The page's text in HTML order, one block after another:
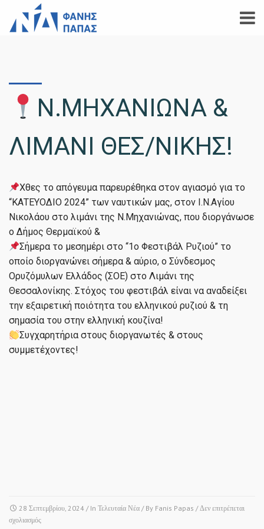
Ν.ΜΗΧΑΝΙΩΝΑ &
ΛΙΜΑΝΙ ΘΕΣ/ΝΙΚΗΣ!
Χθες το απόγευμα παρευρέθηκα στον αγιασμό για το
“ΚΑΤΕΥΟΔΙΟ 2024” των ναυτικών μας, στον Ι.Ν.Αγίου
Νικολάου στο λιμάνι της Ν.Μηχανιώνας, που διοργάνωσε
ο Δήμος Θερμαϊκού &
Σήμερα το μεσημέρι στο “1ο Φεστιβάλ Ρυζιού” το
οποίο διοργανώνει σήμερα & αύριο, ο Σύνδεσμος
Ορυζόμυλων Ελλάδος (ΣΟΕ) στο Λιμάνι της
Θεσσαλονίκης. Στόχος του φεστιβάλ είναι να αναδείξει
την εξαιρετική ποιότητα του ελληνικού ρυζιού & τη
σημασία του στην ελληνική κουζίνα!
Συγχαρητήρια στους διοργανωτές & στους
συμμετέχοντες!
28 Σεπτεμβρίου, 2024 / In Τελευταία Νέα / By Fanis Papas /Δεν επιτρέπεται
σχολιασμόςστο